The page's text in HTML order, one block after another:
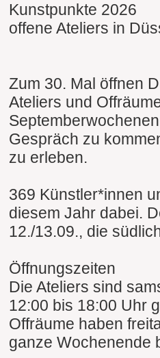
Kunstpunkte 2026
offene Ateliers in
Zum 30. Mal öffnen
Ateliers und
Gespräch zu
zu erleben.
369 Künstler*innen
diesem Jahr dabei.
12./13.09., die
Öffnungszeiten
Die Ateliers sind
12:00 bis 18:00 Uhr
Offräume haben
ganze Wochenende